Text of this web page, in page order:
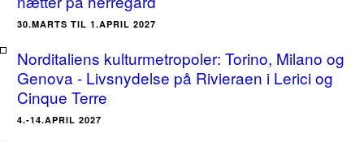
30.MARTS TIL 1.APRIL 2027
Norditaliens kulturmetropoler: Torino, Milano og
Genova - Livsnydelse på Rivieraen i Lerici og
Cinque Terre
4.-14.APRIL 2027